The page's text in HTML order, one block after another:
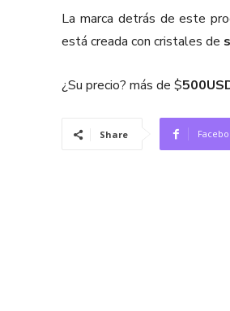
La marca detrás de este
está creada con cristales de
¿Su precio? más de $
Share